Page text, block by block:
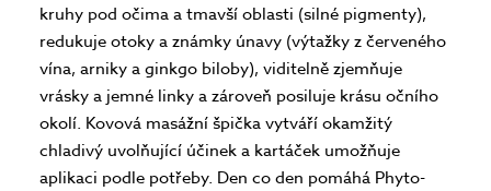
kruhy pod očima a tmavší oblasti (silné pigmenty),
redukuje otoky a známky únavy (výtažky z červeného
vína, arniky a ginkgo biloby), viditelně zjemňuje
vrásky a jemné linky a zároveň posiluje krásu očního
okolí. Kovová masážní špička vytváří okamžitý
chladivý uvolňující účinek a kartáček umožňuje
aplikaci podle potřeby. Den co den pomáhá Phyto-